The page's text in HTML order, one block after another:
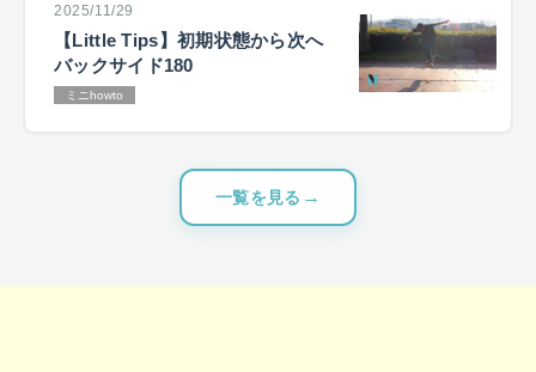
2025/11/29
【Little Tips】初期状態から次へ
バックサイド180
ミニhowto
一覧を見る